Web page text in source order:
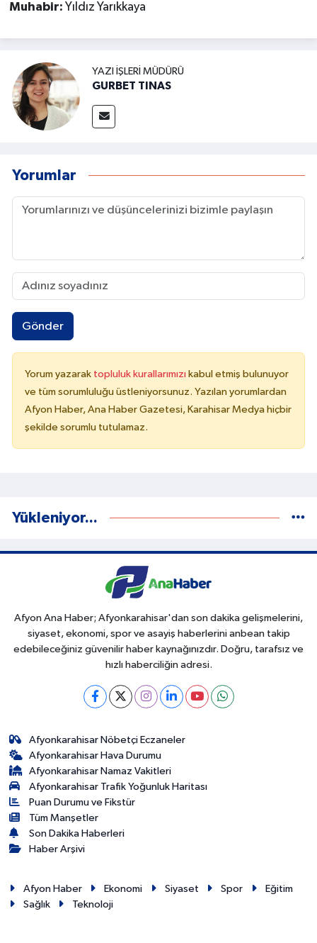
Muhabir: Yıldız Yarıkkaya
YAZI İŞLERI MÜDÜRÜ
GURBET TINAS
Yorumlar
Gönder
Yorum yazarak topluluk kurallarımızı kabul etmiş bulunuyor
ve tüm sorumluluğu üstleniyorsunuz. Yazılan yorumlardan
Afyon Haber, Ana Haber Gazetesi, Karahisar Medya hiçbir
şekilde sorumlu tutulamaz.
Yükleniyor...
Afyon Ana Haber; Afyonkarahisar'dan son dakika gelişmelerini,
siyaset, ekonomi, spor ve asayiş haberlerini anbean takip
edebileceğiniz güvenilir haber kaynağınızdır. Doğru, tarafsız ve
hızlı haberciliğin adresi.
Afyonkarahisar Nöbetçi Eczaneler
Afyonkarahisar Hava Durumu
Afyonkarahisar Namaz Vakitleri
Afyonkarahisar Trafik Yoğunluk Haritası
Puan Durumu ve Fikstür
Tüm Manşetler
Son Dakika Haberleri
Haber Arşivi
Afyon Haber Ekonomi Siyaset Spor
Eğitim
Sağlık
Teknoloji